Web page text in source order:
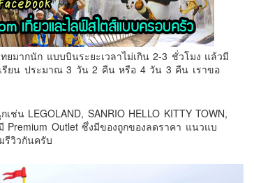
ยมากนัก แบบบินระยะเวลาไม่เกิน 2-3 ชั่วโมง แล้วมี
เรียน ประมาณ 3 วัน 2 คืน หรือ 4 วัน 3 คืน เราขอ
ช่น LEGOLAND, SANRIO HELLO KITTY TOWN,
Premium Outlet ซึ่งมีของถูกของลดราคา แนวแบ
รีวิวกันครับ